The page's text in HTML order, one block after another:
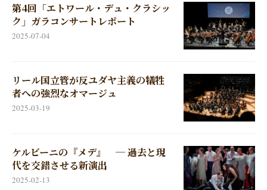
第4回「エトワール・デュ・クラシッ
ク」ガラコンサートレポート
2025-07-04
リール国立管が反ユダヤ主義の犠牲
者への強烈なオマージュ
2025-03-19
ケルビーニの『メデ』 ─ 過去と現
代を交錯させる新演出
2025-02-13